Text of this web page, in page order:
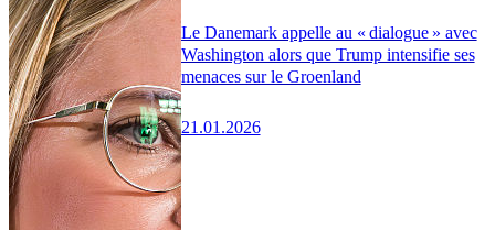
Le Danemark appelle au « dialogue » avec
Washington alors que Trump intensifie ses
menaces sur le Groenland
21.01.2026